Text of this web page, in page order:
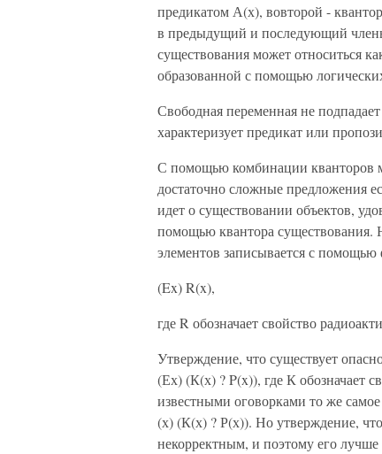
предикатом А(х), вовторой -
в предыдущий и последующий
существования может относиться
образованной с помощью
Свободная переменная не
характеризует предикат или
С помощью комбинации кванторов
достаточно сложные предложения
идет о существовании объектов,
помощью квантора существования.
элементов записывается с
(Ex) R(x),
где R обозначает свойство
Утверждение, что существует
(Ех) (К(х) ? P(x)), где К обозначает
известными оговорками то же
(х) (К(х) ? Р(х)). Но утверждение,
некорректным, и поэтому его